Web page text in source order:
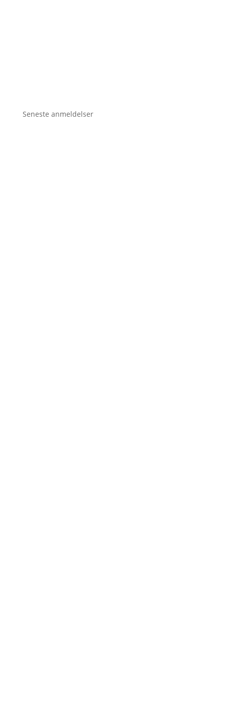
Seneste anmeldelser